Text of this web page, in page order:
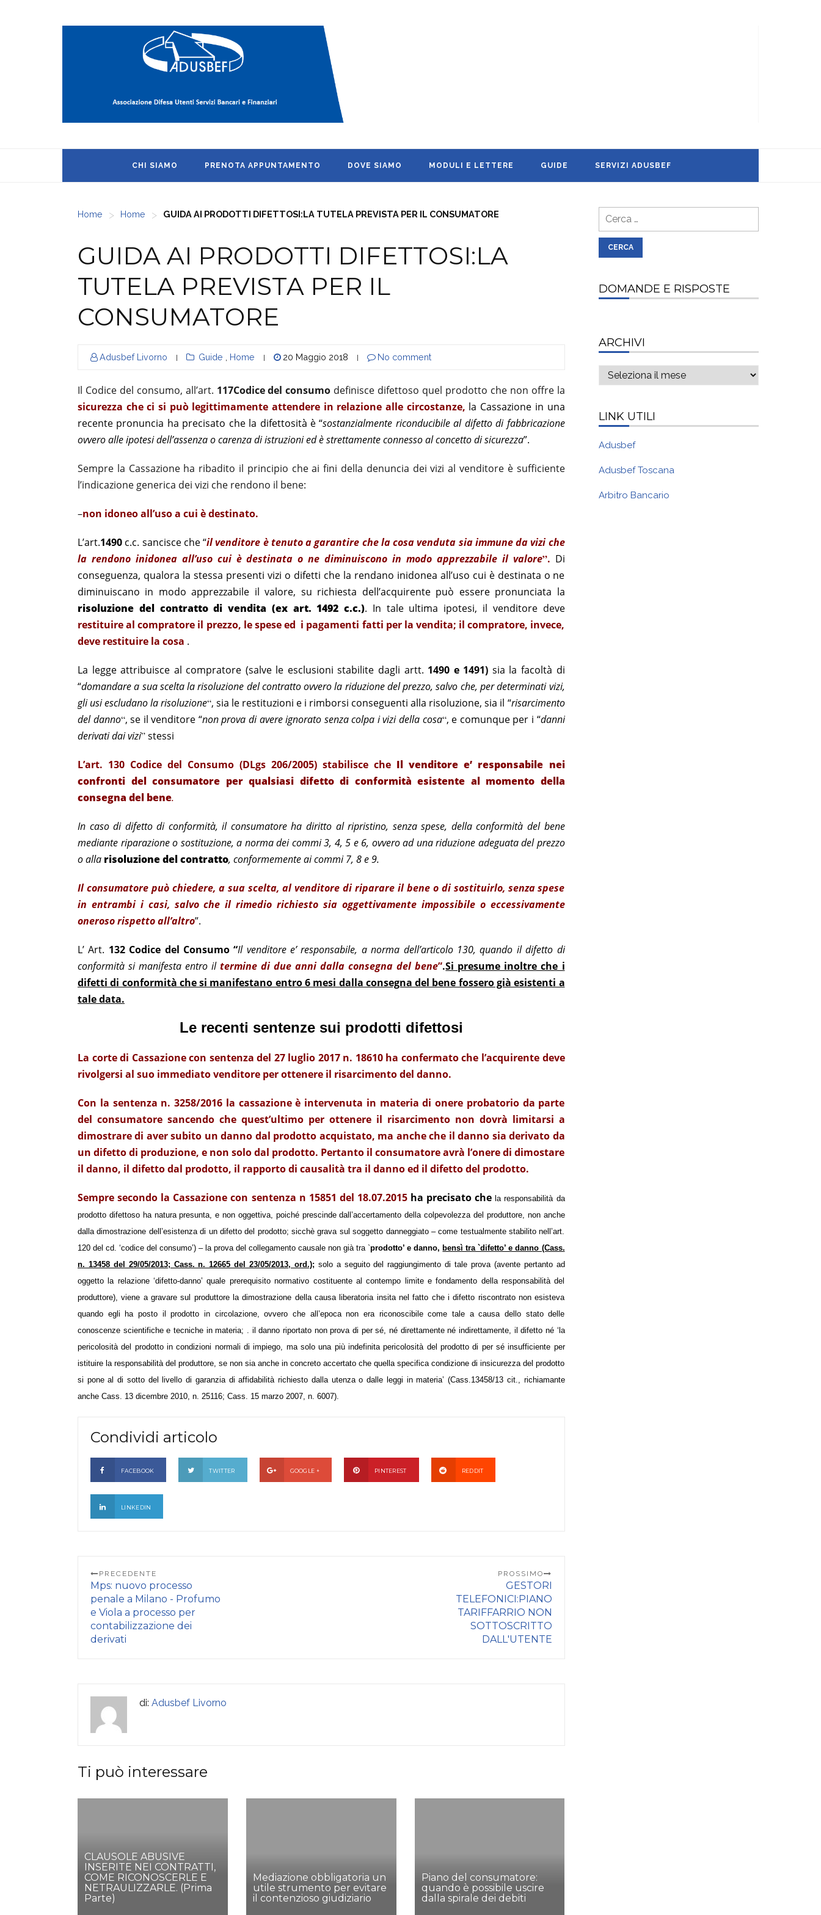
CHI SIAMO PRENOTA APPUNTAMENTO DOVE SIAMO MODULI E LETTERE GUIDE SERVIZI ADUSBEF
Home > Home > GUIDA AI PRODOTTI DIFETTOSI:LA TUTELA PREVISTA PER IL CONSUMATORE
GUIDA AI PRODOTTI DIFETTOSI:LA
TUTELA PREVISTA PER IL
CONSUMATORE
Adusbef Livorno | Guide Home | 20 Maggio 2018 | No comment
Il Codice del consumo, all’art. 117Codice del consumo definisce difettoso quel prodotto che non offre la
sicurezza che ci si può legittimamente attendere in relazione alle circostanze, la Cassazione in una
recente pronuncia ha precisato che la difettosità è “sostanzialmente riconducibile al difetto di fabbricazione
ovvero alle ipotesi dell’assenza o carenza di istruzioni ed è strettamente connesso al concetto di sicurezza”.
Sempre la Cassazione ha ribadito il principio che ai fini della denuncia dei vizi al venditore è sufficiente
l’indicazione generica dei vizi che rendono il bene:
–non idoneo all’uso a cui è destinato.
L’art.1490 c.c. sancisce che “il venditore è tenuto a garantire che la cosa venduta sia immune da vizi che
la rendono inidonea all’uso cui è destinata o ne diminuiscono in modo apprezzabile il valore”. Di
conseguenza, qualora la stessa presenti vizi o difetti che la rendano inidonea all’uso cui è destinata o ne
diminuiscano in modo apprezzabile il valore, su richiesta dell’acquirente può essere pronunciata la
risoluzione del contratto di vendita (ex art. 1492 c.c.). In tale ultima ipotesi, il venditore deve
restituire al compratore il prezzo, le spese ed i pagamenti fatti per la vendita; il compratore, invece,
deve restituire la cosa .
La legge attribuisce al compratore (salve le esclusioni stabilite dagli artt. 1490 e 1491) sia la facoltà di
“domandare a sua scelta la risoluzione del contratto ovvero la riduzione del prezzo, salvo che, per determinati vizi,
gli usi escludano la risoluzione“, sia le restituzioni e i rimborsi conseguenti alla risoluzione, sia il “risarcimento
del danno“, se il venditore “non prova di avere ignorato senza colpa i vizi della cosa“, e comunque per i “danni
derivati dai vizi”stessi
L’art. 130 Codice del Consumo (DLgs 206/2005) stabilisce che Il venditore e’ responsabile nei
confronti del consumatore per qualsiasi difetto di conformità esistente al momento della
consegna del bene.
In caso di difetto di conformità, il consumatore ha diritto al ripristino, senza spese, della conformità del bene
mediante riparazione o sostituzione, a norma dei commi 3, 4, 5 e 6, ovvero ad una riduzione adeguata del prezzo
o alla risoluzione del contratto, conformemente ai commi 7, 8 e 9.
Il consumatore può chiedere, a sua scelta, al venditore di riparare il bene o di sostituirlo, senza spese
in entrambi i casi, salvo che il rimedio richiesto sia oggettivamente impossibile o eccessivamente
oneroso rispetto all’altro”.
L’ Art. 132 Codice del Consumo “Il venditore e’ responsabile, a norma dell’articolo 130, quando il difetto di
conformità si manifesta entro iltermine di due anni dalla consegna del bene”.Si presume inoltre che i
difetti di conformità che si manifestano entro 6 mesi dalla consegna del bene fossero già esistenti a
tale data.
Le recenti sentenze sui prodotti difettosi
La corte di Cassazione con sentenza del 27 luglio 2017 n. 18610 ha confermato che l’acquirente deve
rivolgersi al suo immediato venditore per ottenere il risarcimento del danno.
Con la sentenza n. 3258/2016 la cassazione è intervenuta in materia di onere probatorio da parte
del consumatore sancendo che quest’ultimo per ottenere il risarcimento non dovrà limitarsi a
dimostrare di aver subito un danno dal prodotto acquistato, ma anche che il danno sia derivato da
un difetto di produzione, e non solo dal prodotto. Pertanto il consumatore avrà l’onere di dimostare
il danno, il difetto dal prodotto, il rapporto di causalità tra il danno ed il difetto del prodotto.
Sempre secondo la Cassazione con sentenza n 15851 del 18.07.2015 ha precisato chela responsabilità da
prodotto difettoso ha natura presunta, e non oggettiva, poiché prescinde dall’accertamento della colpevolezza del produttore, non anche
dalla dimostrazione dell’esistenza di un difetto del prodotto; sicchè grava sul soggetto danneggiato – come testualmente stabilito nell’art.
120 del cd. ‘codice del consumo’) – la prova del collegamento causale non già tra `prodotto’ e danno,bensì tra `difetto’ e danno (Cass.
n. 13458 del 29/05/2013; Cass. n. 12665 del 23/05/2013, ord.);solo a seguito del raggiungimento di tale prova (avente pertanto ad
oggetto la relazione ‘difetto-danno’ quale prerequisito normativo costituente al contempo limite e fondamento della responsabilità del
produttore), viene a gravare sul produttore la dimostrazione della causa liberatoria insita nel fatto che i difetto riscontrato non esisteva
quando egli ha posto il prodotto in circolazione, ovvero che all’epoca non era riconoscibile come tale a causa dello stato delle
conoscenze scientifiche e tecniche in materia; . il danno riportato non prova di per sé, né direttamente né indirettamente, il difetto né ‘la
pericolosità del prodotto in condizioni normali di impiego, ma solo una più indefinita pericolosità del prodotto di per sé insufficiente per
istituire la responsabilità del produttore, se non sia anche in concreto accertato che quella specifica condizione di insicurezza del prodotto
si pone al di sotto del livello di garanzia di affidabilità richiesto dalla utenza o dalle leggi in materia’ (Cass.13458/13 cit., richiamante
anche Cass. 13 dicembre 2010, n. 25116; Cass. 15 marzo 2007, n. 6007).
Condividi articolo
FACEBOOK TWITTER GOOGLE + PINTEREST REDDIT
LINKEDIN
PRECEDENTE
Mps: nuovo processo
penale a Milano - Profumo
e Viola a processo per
contabilizzazione dei
derivati
PROSSIMO
GESTORI
TELEFONICI:PIANO
TARIFFARRIO NON
SOTTOSCRITTO
DALL'UTENTE
di: Adusbef Livorno
Ti può interessare
CLAUSOLE ABUSIVE
INSERITE NEI CONTRATTI,
COME RICONOSCERLE E
NETRAULIZZARLE. (Prima
Parte)
Mediazione obbligatoria un
utile strumento per evitare
il contenzioso giudiziario
Piano del consumatore:
quando è possibile uscire
dalla spirale dei debiti
Ricerca
per:
DOMANDE E RISPOSTE
ARCHIVI
Archivi
LINK UTILI
Adusbef
Adusbef Toscana
Arbitro Bancario